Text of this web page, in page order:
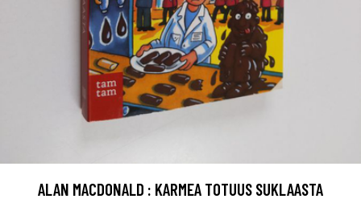
ALAN MACDONALD : KARMEA TOTUUS SUKLAASTA